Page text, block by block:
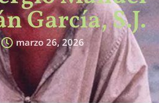
García, S.J.
marzo 26, 2026